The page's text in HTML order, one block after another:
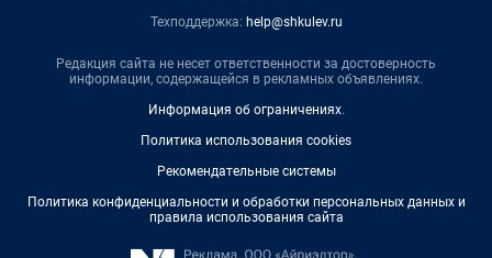
Техподдержка: help@shkulev.ru
Редакция сайта не несет ответственности за достоверность
информации, содержащейся в рекламных объявлениях.
Информация об ограничениях.
Политика использования cookies
Рекомендательные системы
Политика конфиденциальности и обработки персональных данных и
правила использования сайта